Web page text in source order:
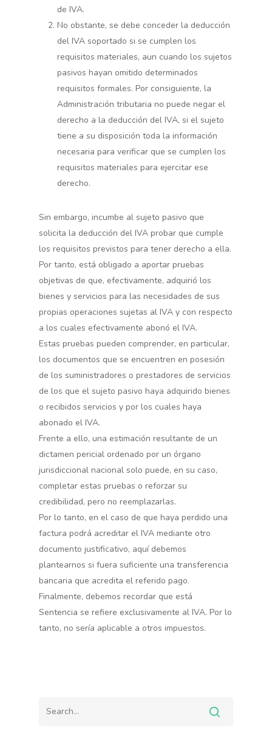
de IVA.
No obstante, se debe conceder la deducción
del IVA soportado si se cumplen los
requisitos materiales, aun cuando los sujetos
pasivos hayan omitido determinados
requisitos formales. Por consiguiente, la
Administración tributaria no puede negar el
derecho a la deducción del IVA, si el sujeto
tiene a su disposición toda la información
necesaria para verificar que se cumplen los
requisitos materiales para ejercitar ese
derecho.
Sin embargo, incumbe al sujeto pasivo que
solicita la deducción del IVA probar que cumple
los requisitos previstos para tener derecho a ella.
Por tanto, está obligado a aportar pruebas
objetivas de que, efectivamente, adquirió los
bienes y servicios para las necesidades de sus
propias operaciones sujetas al IVA y con respecto
a los cuales efectivamente abonó el IVA.
Estas pruebas pueden comprender, en particular,
los documentos que se encuentren en posesión
de los suministradores o prestadores de servicios
de los que el sujeto pasivo haya adquirido bienes
o recibidos servicios y por los cuales haya
abonado el IVA.
Frente a ello, una estimación resultante de un
dictamen pericial ordenado por un órgano
jurisdiccional nacional solo puede, en su caso,
completar estas pruebas o reforzar su
credibilidad, pero no reemplazarlas.
Por lo tanto, en el caso de que haya perdido una
factura podrá acreditar el IVA mediante otro
documento justificativo, aquí debemos
plantearnos si fuera suficiente una transferencia
bancaria que acredita el referido pago.
Finalmente, debemos recordar que está
Sentencia se refiere exclusivamente al IVA. Por lo
tanto, no sería aplicable a otros impuestos.